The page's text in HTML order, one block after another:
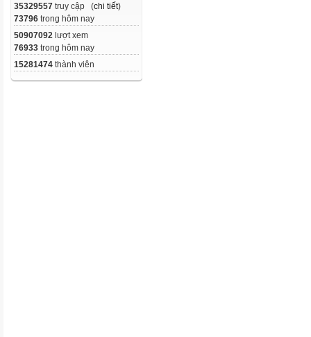
35329557 truy cập (chi tiết)
73796 trong hôm nay
50907092 lượt xem
76933 trong hôm nay
15281474 thành viên